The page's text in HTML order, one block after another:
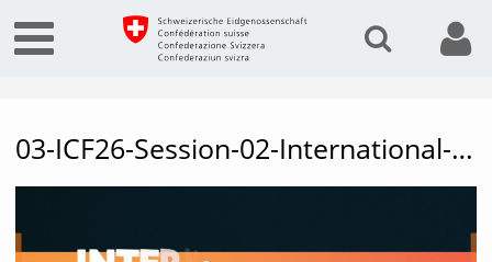
03-ICF26-Session-02-International-Geneva-53529531560001791